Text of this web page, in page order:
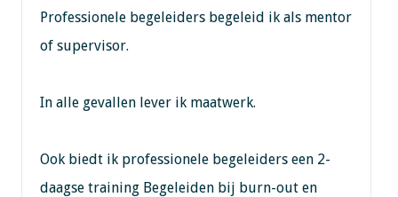
Professionele begeleiders begeleid ik als mentor
of supervisor.
In alle gevallen lever ik maatwerk.
Ook biedt ik professionele begeleiders een 2-
daagse training Begeleiden bij burn-out en